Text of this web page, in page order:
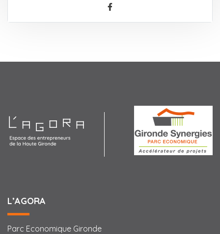
Facebook
L’AGORA
Parc Economique Gironde